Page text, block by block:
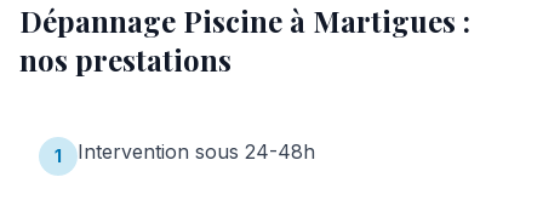
Devis Gratuit
Dépannage Piscine à Martigues :
nos prestations
1 Intervention sous 24-48h